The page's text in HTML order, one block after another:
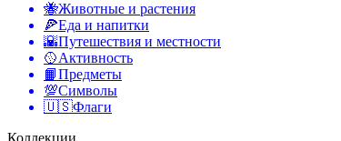
🐝Животные и растения
🍕Еда и напитки
🌇Путешествия и местности
🥎Активность
📙Предметы
💯Символы
🇺🇸Флаги
Коллекции